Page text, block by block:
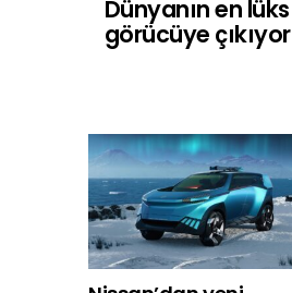
Dünyanın en
görücüye çıkıyor
MORE
STORIES